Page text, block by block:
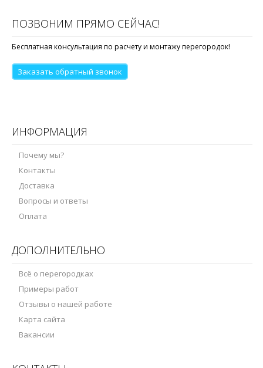
ПОЗВОНИМ ПРЯМО СЕЙЧАС!
Бесплатная консультация по расчету и монтажу перегородок!
Заказать обратный звонок
ИНФОРМАЦИЯ
Почему мы?
Контакты
Доставка
Вопросы и ответы
Оплата
ДОПОЛНИТЕЛЬНО
Всё о перегородках
Примеры работ
Отзывы о нашей работе
Карта сайта
Вакансии